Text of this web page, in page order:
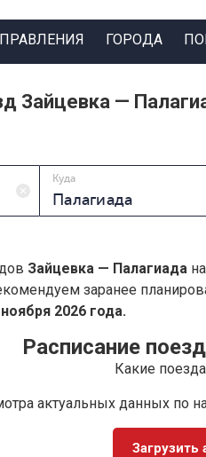
ГОРОДА
Зайцевка —
Куда
Зайцевка — Палагиада на
заранее
2026 года.
Расписание
Какие
актуальных данных по
Загрузить